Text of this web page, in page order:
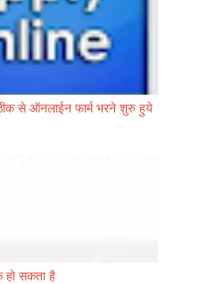
से ऑनलाईन फार्म भरने शुरु हुये
हो सकता है